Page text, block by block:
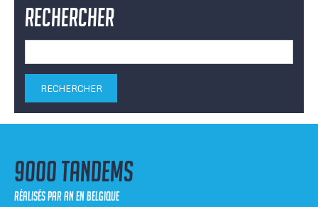
Rechercher
9000 tandems
réalisés par an en Belgique